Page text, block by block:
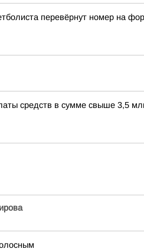
перевёрнут номер на
средств в сумме свыше 3,5